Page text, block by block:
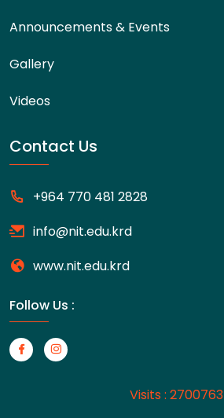
Announcements & Events
Gallery
Videos
Contact Us
+964 770 481 2828
info@nit.edu.krd
www.nit.edu.krd
Follow Us :
Visits : 2700763